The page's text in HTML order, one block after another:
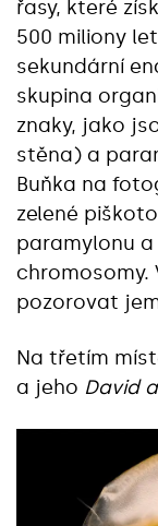
řasy, které
500 miliony
sekundární
skupina
znaky, jako
stěna) a
Buňka na
zelené
paramylonu
chromosomy.
pozorovat
Na třetím
a jeho David